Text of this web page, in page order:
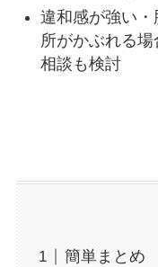
違和感が強い
所がかぶれる
相談も検討
簡単まとめ